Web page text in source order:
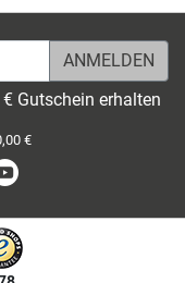
Gutschein erhalten
€